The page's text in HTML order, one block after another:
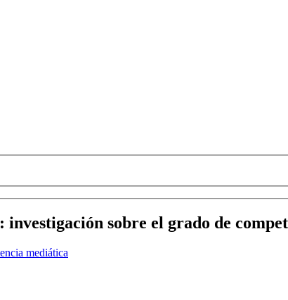
: investigación sobre el grado de